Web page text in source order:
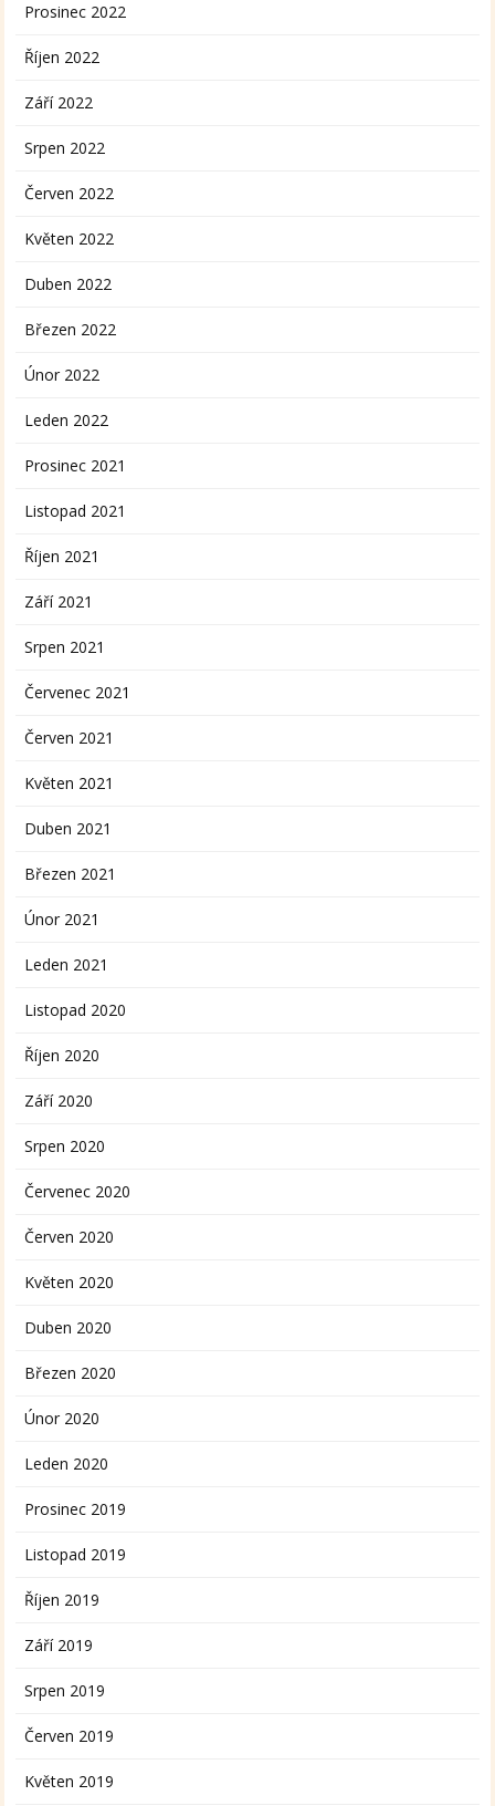
Prosinec 2022
Říjen 2022
Září 2022
Srpen 2022
Červen 2022
Květen 2022
Duben 2022
Březen 2022
Únor 2022
Leden 2022
Prosinec 2021
Listopad 2021
Říjen 2021
Září 2021
Srpen 2021
Červenec 2021
Červen 2021
Květen 2021
Duben 2021
Březen 2021
Únor 2021
Leden 2021
Listopad 2020
Říjen 2020
Září 2020
Srpen 2020
Červenec 2020
Červen 2020
Květen 2020
Duben 2020
Březen 2020
Únor 2020
Leden 2020
Prosinec 2019
Listopad 2019
Říjen 2019
Září 2019
Srpen 2019
Červen 2019
Květen 2019